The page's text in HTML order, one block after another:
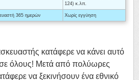
124) κ.λπ.
365 ημερών Χωρίς εγγύηση
κατάφερε να κάνει αυτό
σε όλους! Μετά από πολύωρες
να ξεκινήσουν ένα εθνικό